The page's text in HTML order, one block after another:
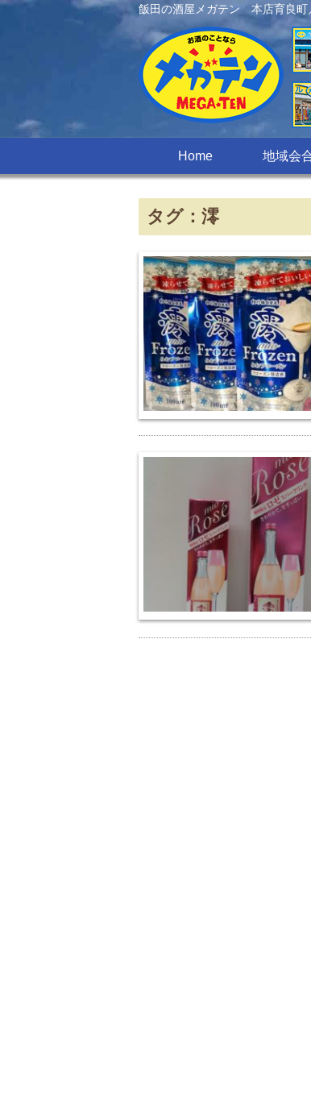
飯田の酒屋メガテン 本店育良町
Home 地域会
タグ：澪